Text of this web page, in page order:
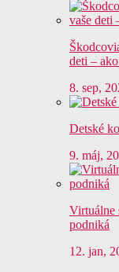
deti –
8. sep,
Detské
9. máj,
Virtuálne
podniká
12. jan,